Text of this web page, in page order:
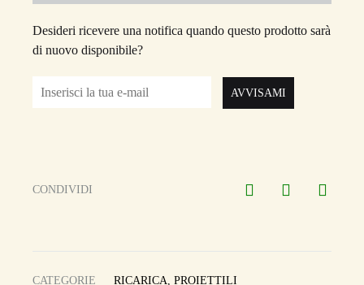
Desideri ricevere una notifica quando questo prodotto sarà
di nuovo disponibile?
AVVISAMI
CONDIVIDI
CATEGORIE RICARICA ,PROIETTILI